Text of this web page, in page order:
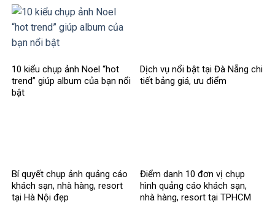
10 kiểu chụp ảnh Noel “hot
trend” giúp album của bạn nổi
bật
Dịch vụ nổi bật tại Đà Nẵng chi
tiết bảng giá, ưu điểm
Bí quyết chụp ảnh quảng cáo
khách sạn, nhà hàng, resort
tại Hà Nội đẹp
Điểm danh 10 đơn vị chụp
hình quảng cáo khách sạn,
nhà hàng, resort tại TPHCM